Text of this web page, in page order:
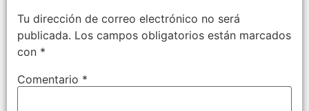
Tu dirección de correo electrónico no será
publicada. Los campos obligatorios están marcados
con *
Comentario *